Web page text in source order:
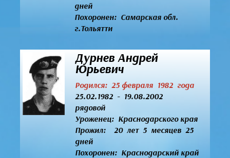
дней
Похоронен: Самарская обл.
г.Тольятти
Дурнев Андрей
Юрьевич
Родился: 25 февраля 1982 года
25.02.1982 - 19.08.2002
рядовой
Уроженец:Краснодарского края
Прожил: 20 лет 5 месяцев 25
дней
Похоронен: Краснодарский край